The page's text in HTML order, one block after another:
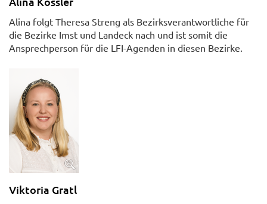
Alina folgt Theresa Streng als Bezirksverantwortliche für
die Bezirke Imst und Landeck nach und ist somit die
Ansprechperson für die LFI-Agenden in diesen Bezirke.
Viktoria Gratl